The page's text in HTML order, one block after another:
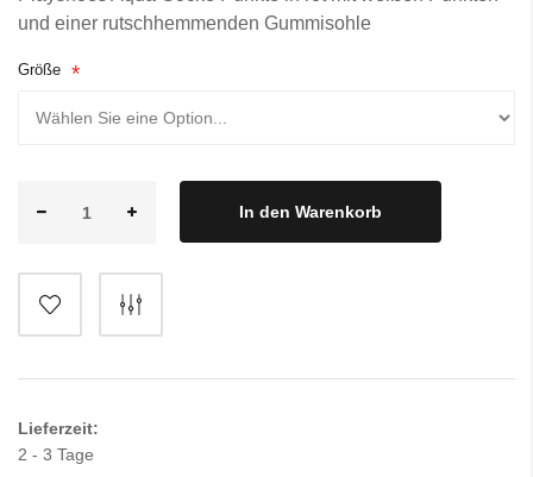
und einer rutschhemmenden Gummisohle
Größe
In den Warenkorb
Lieferzeit:
2 - 3 Tage